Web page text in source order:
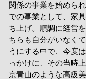
関係の事業を始めら
での事業として、家
ち上げ。順調に経営
ちらも自分がいなく
うにする中で、今度
っかけに、その当時
京青山のような高級